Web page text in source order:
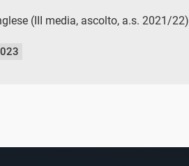
(III media, ascolto, a.s. 2021/22)